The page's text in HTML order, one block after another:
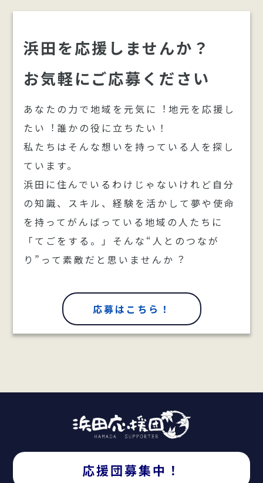
浜田を応援しませんか？
お気軽にご応募ください
あなたの⼒で地域を元気に︕地元を応援し
たい︕誰かの役に⽴ちたい！
私たちはそんな想いを持っている人を探し
ています。
浜田に住んでいるわけじゃないけれど自分
の知識、スキル、経験を活かして夢や使命
を持ってがんばっている地域の人たちに
「てごをする。」そんな“人とのつなが
り”って素敵だと思いませんか︖
応募はこちら！
応援団募集中！